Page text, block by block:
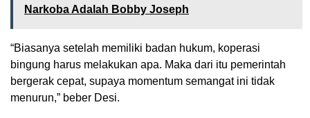
Narkoba Adalah Bobby Joseph
“Biasanya setelah memiliki badan hukum, koperasi
bingung harus melakukan apa. Maka dari itu pemerintah
bergerak cepat, supaya momentum semangat ini tidak
menurun,” beber Desi.